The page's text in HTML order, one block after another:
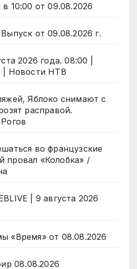
10:00 от 09.08.2026
от 09.08.2026 г.
2026 года. 08:00 |
| Новости НТВ
Яблоко снимают с
расправой.
во французские
провал «Колобка» /
| 9 августа 2026
«Время» от 08.08.2026
08.08.2026